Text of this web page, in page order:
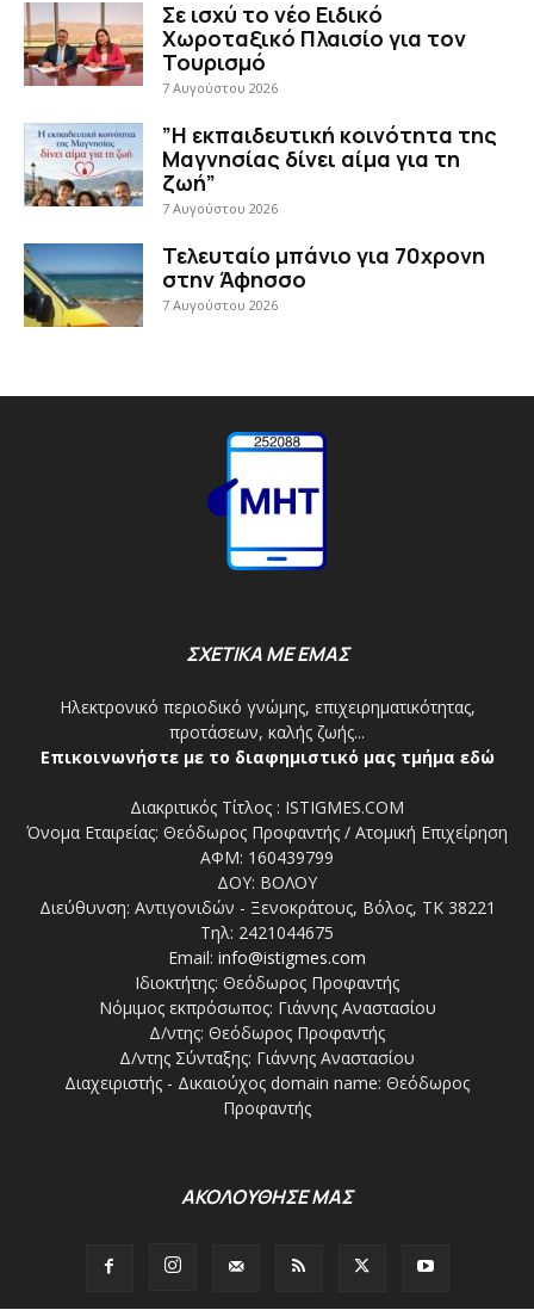
Σε ισχύ το νέο Ειδικό
Χωροταξικό Πλαισίο για τον
Τουρισμό
7 Αυγούστου 2026
”Η εκπαιδευτική κοινότητα της
Μαγνησίας δίνει αίμα για τη
ζωή”
7 Αυγούστου 2026
Τελευταίο μπάνιο για 70χρονη
στην Άφησσο
7 Αυγούστου 2026
ΣΧΕΤΙΚΑ ΜΕ ΕΜΑΣ
Ηλεκτρονικό περιοδικό γνώμης, επιχειρηματικότητας,
προτάσεων, καλής ζωής...
Επικοινωνήστε με το διαφημιστικό μας τμήμα εδώ
Διακριτικός Τίτλος : ISTIGMES.COM
Όνομα Εταιρείας: Θεόδωρος Προφαντής / Ατομική Επιχείρηση
ΑΦΜ: 160439799
ΔΟΥ: ΒΟΛΟΥ
Διεύθυνση: Αντιγονιδών - Ξενοκράτους, Βόλος, ΤΚ 38221
Τηλ: 2421044675
Email: info@istigmes.com
Ιδιοκτήτης: Θεόδωρος Προφαντής
Νόμιμος εκπρόσωπος: Γιάννης Αναστασίου
Δ/ντης: Θεόδωρος Προφαντής
Δ/ντης Σύνταξης: Γιάννης Αναστασίου
Διαχειριστής - Δικαιούχος domain name: Θεόδωρος
Προφαντής
ΑΚΟΛΟΥΘΗΣΕ ΜΑΣ